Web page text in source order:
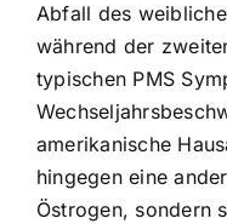
Abfall des
während der
typischen PMS
amerikanische
hingegen eine
Östrogen, sondern